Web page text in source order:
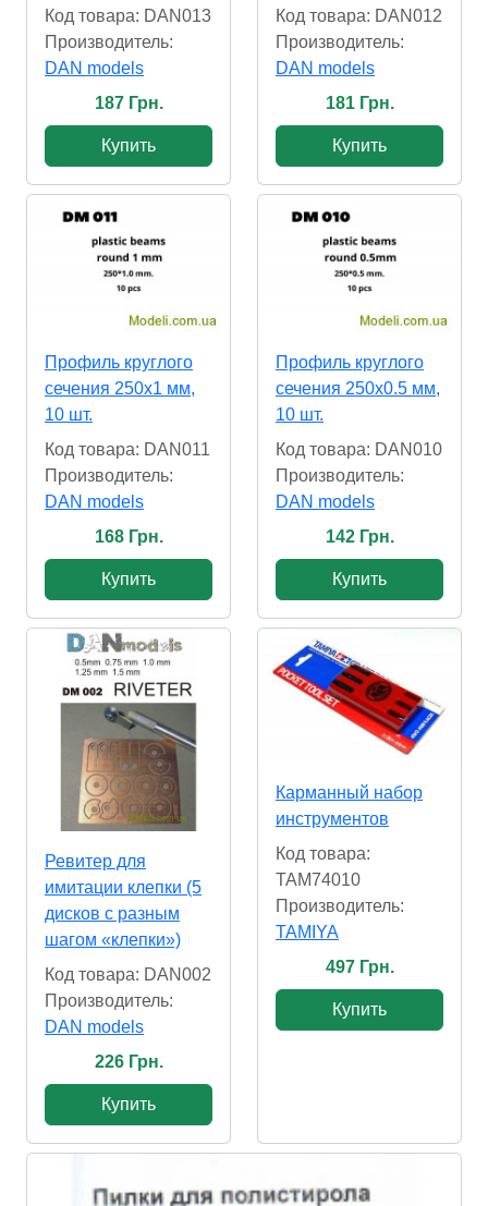
Код товара: DAN013
Производитель:
DAN models
187 Грн.
Купить
Код товара: DAN012
Производитель:
DAN models
181 Грн.
Купить
Профиль круглого
сечения 250x1 мм,
10 шт.
Код товара: DAN011
Производитель:
DAN models
168 Грн.
Купить
Профиль круглого
сечения 250x0.5 мм,
10 шт.
Код товара: DAN010
Производитель:
DAN models
142 Грн.
Купить
Ревитер для
имитации клепки (5
дисков с разным
шагом «клепки»)
Код товара: DAN002
Производитель:
DAN models
226 Грн.
Купить
Карманный набор
инструментов
Код товара:
TAM74010
Производитель:
TAMIYA
497 Грн.
Купить